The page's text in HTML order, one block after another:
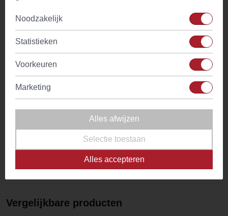
vrolijk moment genietend van een stuk appelgebak.
De basis van de melange van onze Apple Pie thee spreekt
appelschijfjes vind je terug in de melange. Daarnaast is de
melange aangevuld met, hoe kan het ook anders voor een
appeltaart thee, kaneel en vanillestukjes. Ook bevat de
melange druiven, witlofwortel en amandelschilfers. En
tezamen zorgen deze ingrediënten voor een heerlijk
uitgebalanceerde appeltaart thee met een heerlijke geur en
Kortom, ben je jarig, heb je een nieuwe woning, ben je net
getrouwd of ben je gewoon gelukkig? Vier het met Apple
Vergelijkbare producten
Noodzakelijk
Statistieken
Voorkeuren
Marketing
Alles afwijzen
Selectie toestaan
Alles accepteren